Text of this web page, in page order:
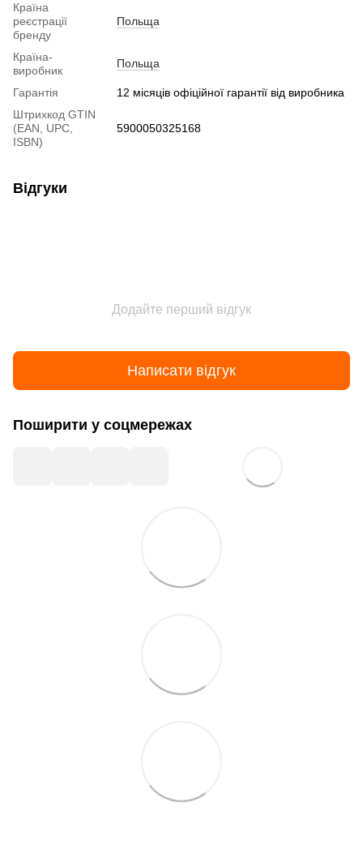
Країна
реєстрації
бренду
Польща
Країна-
виробник
Польща
Гарантія
12 місяців офіційної гарантії від виробника
Штрихкод GTIN
(EAN, UPC,
ISBN)
5900050325168
Відгуки
Додайте перший відгук
Написати відгук
Поширити у соцмережах